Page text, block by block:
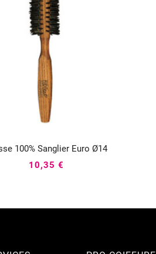
100% Sanglier Euro Ø14
10,35 €